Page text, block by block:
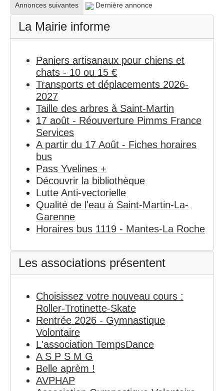
Annonces suivantes Dernière annonce
La Mairie informe
Paniers artisanaux pour chiens et
chats - 10 ou 15 €
Transports et déplacements 2026-
2027
Taille des arbres à Saint-Martin
17 août - Réouverture Pimms France
Services
A partir du 17 Août - Fiches horaires
bus
Pass Yvelines +
Découvrir la bibliothèque
Lutte Anti-vectorielle
Qualité de l'eau à Saint-Martin-La-
Garenne
Horaires bus 1119 - Mantes-La Roche
Les associations présentent
Choisissez votre nouveau cours :
Roller-Trotinette-Skate
Rentrée 2026 - Gymnastique
Volontaire
L'association TempsDance
A S P S M G
Belle aprèm !
AVPHAP